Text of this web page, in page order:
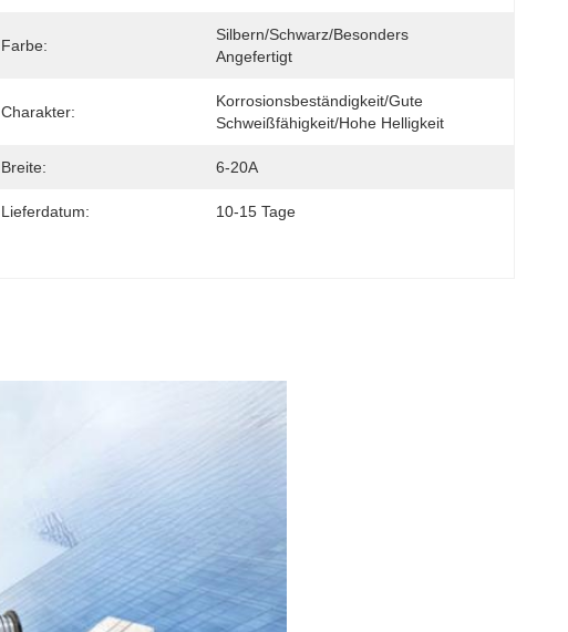
Farbe:
Silbern/schwarz/besonders
Angefertigt
Charakter:
Korrosionsbeständigkeit/gute
Schweißfähigkeit/hohe Helligkeit
Breite: 6-20A
Lieferdatum: 10-15 Tage